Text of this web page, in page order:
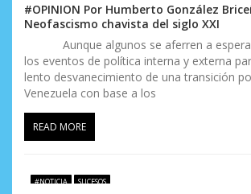
#OPINION Por Humberto González
Neofascismo chavista del siglo XXI
Aunque algunos se aferren a
los eventos de política interna y externa
lento desvanecimiento de una transición
Venezuela con base a los
READ MORE
#NOTICIA SUCESOS